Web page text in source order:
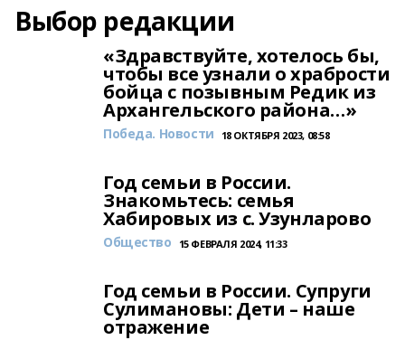
Выбор редакции
«Здравствуйте, хотелось бы,
чтобы все узнали о храбрости
бойца с позывным Редик из
Архангельского района…»
Победа. Новости 18 ОКТЯБРЯ 2023, 08:58
Год семьи в России.
Знакомьтесь: семья
Хабировых из с. Узунларово
Общество 15 ФЕВРАЛЯ 2024, 11:33
Год семьи в России. Супруги
Сулимановы: Дети – наше
отражение